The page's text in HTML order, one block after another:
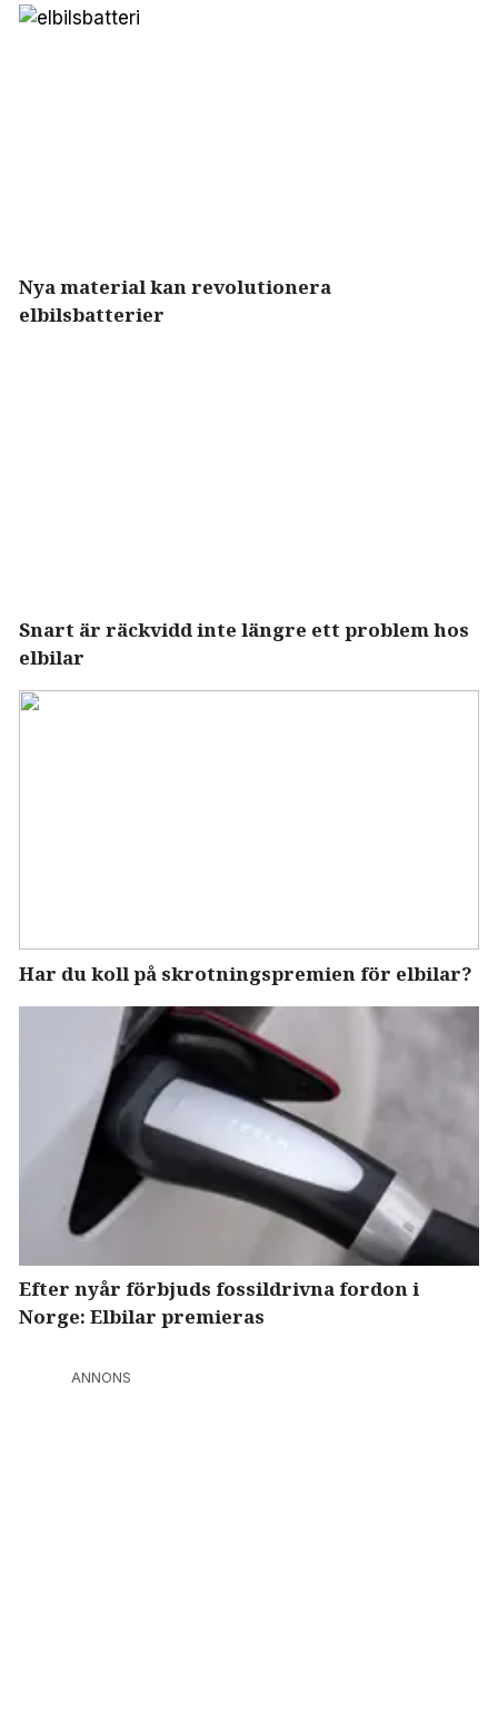
Nya material kan revolutionera
elbilsbatterier
Snart är räckvidd inte längre ett problem hos
elbilar
Har du koll på skrotningspremien för elbilar?
Efter nyår förbjuds fossildrivna fordon i
Norge: Elbilar premieras
ANNONS